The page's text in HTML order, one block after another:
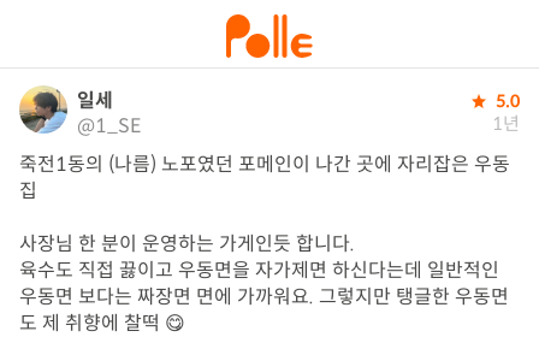
일세
@1_SE
5.0
1년
죽전1동의 (나름) 노포였던 포메인이 나간 곳에 자리잡은 우동
집
사장님 한 분이 운영하는 가게인듯 합니다.
육수도 직접 끓이고 우동면을 자가제면 하신다는데 일반적인
우동면 보다는 짜장면 면에 가까워요. 그렇지만 탱글한 우동면
도 제 취향에 찰떡 😋